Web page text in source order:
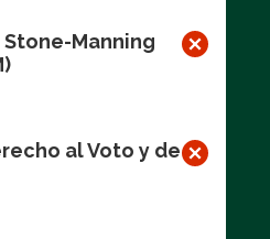
Manning
al Voto y de